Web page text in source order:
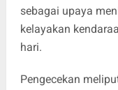
sebagai upaya
kelayakan
hari.
Pengecekan